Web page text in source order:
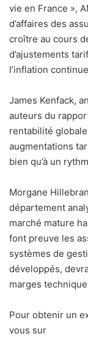
vie en France »,
d’affaires des
croître au cours
d’ajustements
l’inflation
James Kenfack,
auteurs du
rentabilité
augmentations
bien qu’à un
Morgane
département
marché mature
font preuve les
systèmes de
développés,
marges
Pour obtenir un
vous sur